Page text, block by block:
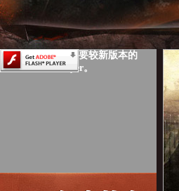
此页面上的内容需要较新版本的
Adobe Flash Player。